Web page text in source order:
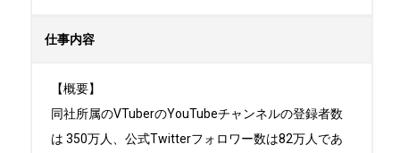
仕事内容
【概要】
同社所属のVTuberのYouTubeチャンネルの登録者数
は 350万人、公式Twitterフォロワー数は82万人であ